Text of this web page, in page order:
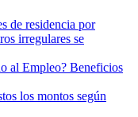
de residencia por
irregulares se
al Empleo? Beneficios
los montos según